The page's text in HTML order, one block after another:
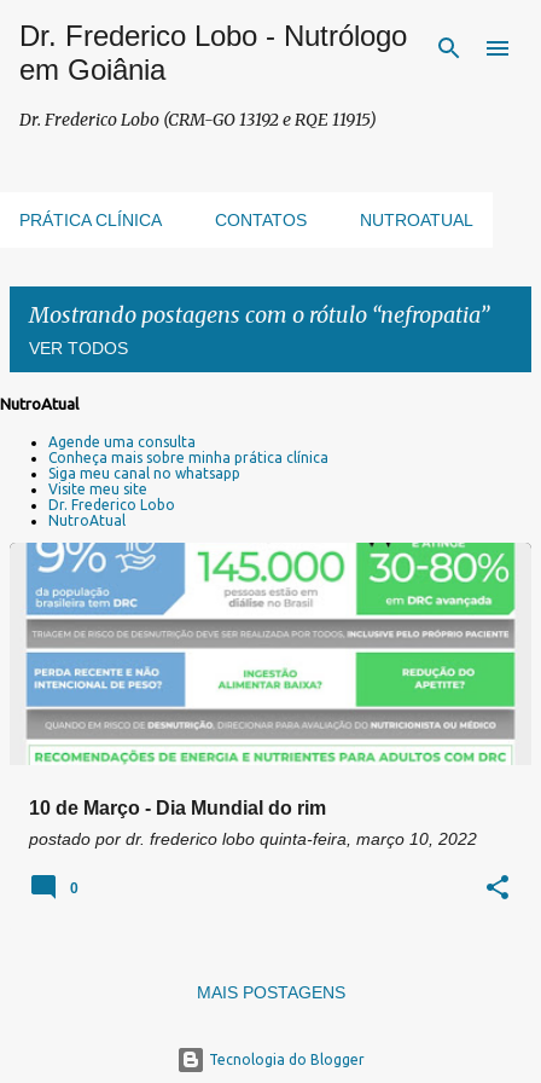
Pular para o conteúdo principal
Dr. Frederico Lobo - Nutrólogo
em Goiânia
Dr. Frederico Lobo (CRM-GO 13192 e RQE 11915)
PRÁTICA CLÍNICA CONTATOS NUTROATUAL
Mostrando postagens com o rótulo nefropatia
VER TODOS
g
NutroAtual
Agende uma consulta
Conheça mais sobre minha prática clínica
Siga meu canal no whatsapp
Visite meu site
Dr. Frederico Lobo
NutroAtual
10 de Março - Dia Mundial do rim
postado por dr. frederico lobo quinta-feira, março 10, 2022
0
MAIS POSTAGENS
Tecnologia do Blogger